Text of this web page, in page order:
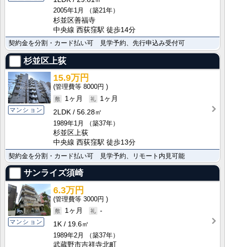
2005年1月
（築21年）
杉並区善福寺
中央線 西荻窪駅 徒歩14分
契約金を分割・カード払い可 見学予約、先行申込み受付可
杉並区上荻
マンション
15.9万円
8000円
1ヶ月
1ヶ月
2LDK
56.28㎡
1989年1月
（築37年）
杉並区上荻
中央線 西荻窪駅 徒歩13分
契約金を分割・カード払い可 見学予約、リモート内見可能
サンライズ須崎
マンション
6.3万円
3000円
1ヶ月
-
1K
19.6㎡
1989年2月
（築37年）
武蔵野市吉祥寺北町